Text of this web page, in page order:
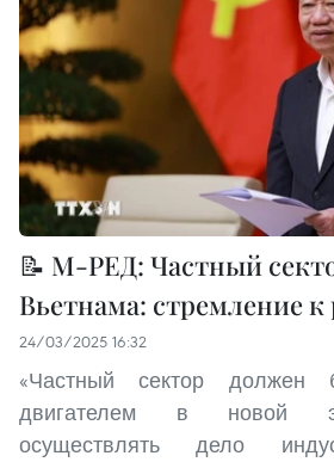
📝 М-РЕД: Частный
Вьетнама: стремление
24/03/2025 16:32
«Частный сектор должен
двигателем в новой
осуществлять дело